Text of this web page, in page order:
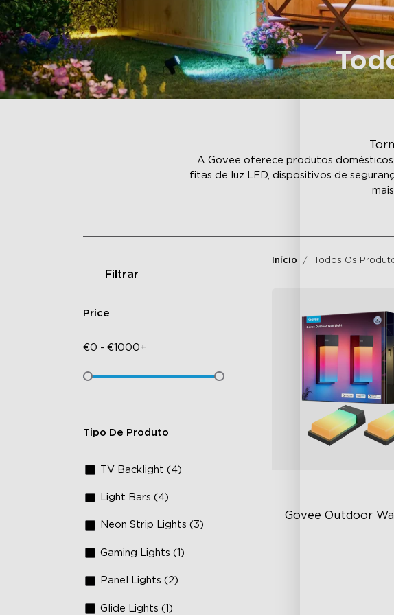
A Govee oferece produtos domésticos
fitas de luz LED, dispositivos de
Filtrar
Price
€0 - €1000+
Tipo De Produto
TV Backlight (4)
Light Bars (4)
Neon Strip Lights (3)
Gaming Lights (1)
Panel Lights (2)
Glide Lights (1)
Início Todos Os
Govee Outdoor